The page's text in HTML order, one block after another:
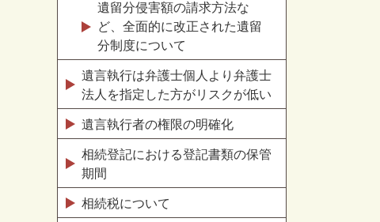
遺留分侵害額の請求方法な
ど、全面的に改正された遺留
分制度について
遺言執行は弁護士個人より弁護士
法人を指定した方がリスクが低い
遺言執行者の権限の明確化
相続登記における登記書類の保管
期間
相続税について